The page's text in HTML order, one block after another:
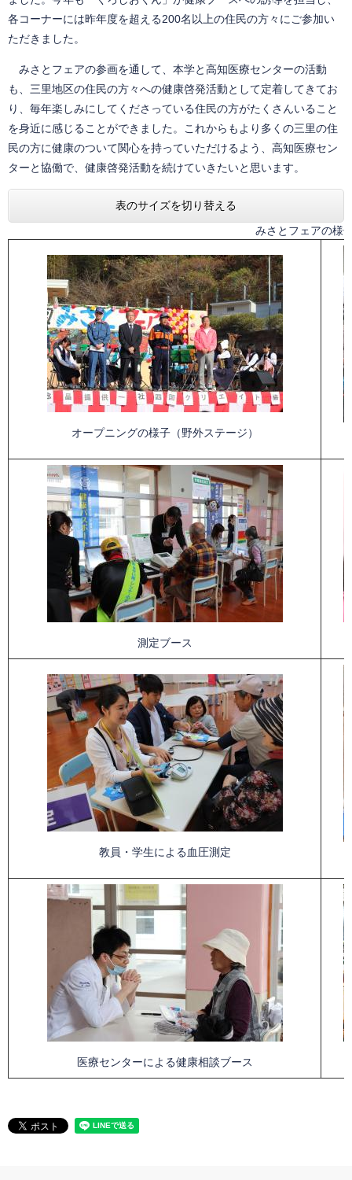
各コーナーには昨年度を超える200名以上の住民の方々にご参加い
ただきました。
みさとフェアの参画を通して、本学と高知医療センターの活動
も、三里地区の住民の方々への健康啓発活動として定着してきてお
り、毎年楽しみにしてくださっている住民の方がたくさんいること
を身近に感じることができました。これからもより多くの三里の住
民の方に健康のついて関心を持っていただけるよう、高知医療セン
ターと協働で、健康啓発活動を続けていきたいと思います。
表のサイズを切り替える
みさとフェアの様
オープニングの様子（野外ステージ）
測定ブース
教員・学生による血圧測定
医療センターによる健康相談ブース